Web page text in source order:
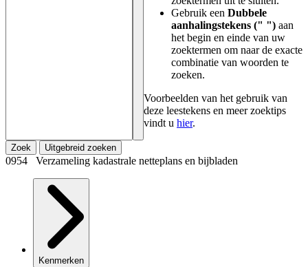
Gebruik een Dubbele
aanhalingstekens (" ") aan
het begin en einde van uw
zoektermen om naar de exacte
combinatie van woorden te
zoeken.
Voorbeelden van het gebruik van
deze leestekens en meer zoektips
vindt u hier.
Zoek Uitgebreid zoeken
0954 Verzameling kadastrale netteplans en bijbladen
Kenmerken